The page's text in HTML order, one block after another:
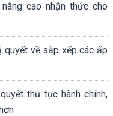
cao nhận thức cho
quyết về sắp xếp các ấp
thủ tục hành chính,